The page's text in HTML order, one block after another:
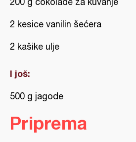
2 kesice vanilin šećera
2 kašike ulje
I još:
500 g jagode
Priprema